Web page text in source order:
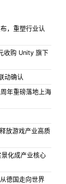
，重塑行业认
收购 Unity 旗下
动确认
年重磅落地上海
放游戏产业高质
化成产业核心
德国走向世界